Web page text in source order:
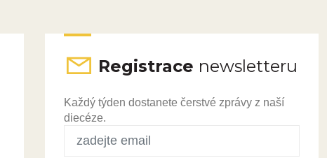
Registrace newsletteru
Každý týden dostanete čerstvé zprávy z naší
diecéze.